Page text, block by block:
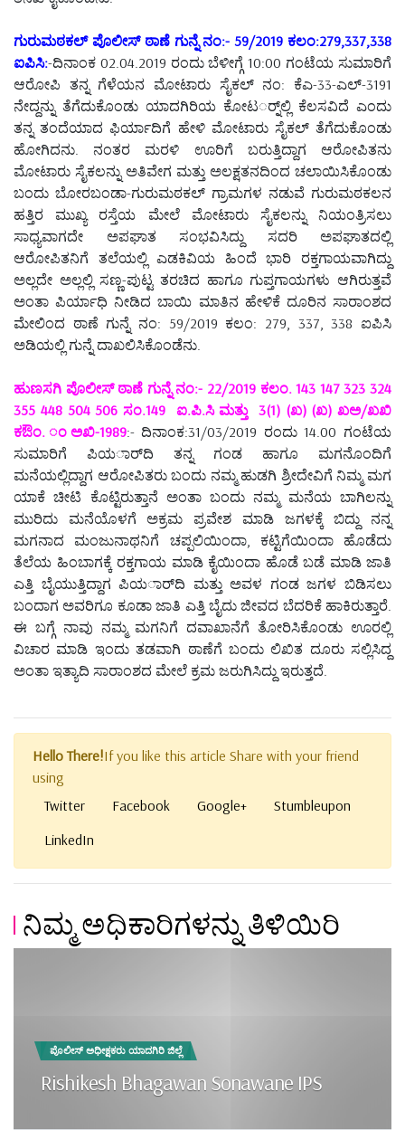
ಗುರುಮಠಕಲ್ ಪೊಲೀಸ್ ಠಾಣೆ ಗುನ್ನೆ ನಂ:- 59/2019 ಕಲಂ:279,337,338
ಐಪಿಸಿ:-ದಿನಾಂಕ 02.04.2019 ರಂದು ಬೆಳೀಗ್ಗೆ 10:00 ಗಂಟೆಯ ಸುಮಾರಿಗೆ
ಆರೋಪಿ ತನ್ನ ಗೆಳೆಯನ ಮೋಟಾರು ಸೈಕಲ್ ನಂ: ಕೆಎ-33-ಎಲ್-3191
ನೇದ್ದನ್ನು ತೆಗೆದುಕೊಂಡು ಯಾದಗಿರಿಯ ಕೋಟರ್್ನಲ್ಲಿ ಕೆಲಸವಿದೆ ಎಂದು
ತನ್ನ ತಂದೆಯಾದ ಫಿರ್ಯಾದಿಗೆ ಹೇಳಿ ಮೋಟಾರು ಸೈಕಲ್ ತೆಗೆದುಕೊಂಡು
ಹೋಗಿದನು. ನಂತರ ಮರಳಿ ಊರಿಗೆ ಬರುತ್ತಿದ್ದಾಗ ಆರೋಪಿತನು
ಮೋಟಾರು ಸೈಕಲನ್ನು ಅತಿವೇಗ ಮತ್ತು ಅಲಕ್ಷತನದಿಂದ ಚಲಾಯಿಸಿಕೊಂಡು
ಬಂದು ಬೋರಬಂಡಾ-ಗುರುಮಠಕಲ್ ಗ್ರಾಮಗಳ ನಡುವೆ ಗುರುಮಠಕಲನ
ಹತ್ತಿರ ಮುಖ್ಯ ರಸ್ತೆಯ ಮೇಲೆ ಮೋಟಾರು ಸೈಕಲನ್ನು ನಿಯಂತ್ರಿಸಲು
ಸಾಧ್ಯವಾಗದೇ ಅಪಘಾತ ಸಂಭವಿಸಿದ್ದು ಸದರಿ ಅಪಘಾತದಲ್ಲಿ
ಆರೋಪಿತನಿಗೆ ತಲೆಯಲ್ಲಿ ಎಡಕಿವಿಯ ಹಿಂದೆ ಭಾರಿ ರಕ್ತಗಾಯವಾಗಿದ್ದು
ಅಲ್ಲದೇ ಅಲ್ಲಲ್ಲಿ ಸಣ್ಣ-ಪುಟ್ಟ ತರಚಿದ ಹಾಗೂ ಗುಪ್ತಗಾಯಗಳು ಆಗಿರುತ್ತವೆ
ಅಂತಾ ಪಿರ್ಯಾಧಿ ನೀಡಿದ ಬಾಯಿ ಮಾತಿನ ಹೇಳಿಕೆ ದೂರಿನ ಸಾರಾಂಶದ
ಮೇಲಿಂದ ಠಾಣೆ ಗುನ್ನೆ ನಂ: 59/2019 ಕಲಂ: 279, 337, 338 ಐಪಿಸಿ
ಅಡಿಯಲ್ಲಿ ಗುನ್ನೆ ದಾಖಲಿಸಿಕೊಂಡೆನು.
ಹುಣಸಗಿ ಪೊಲೀಸ್ ಠಾಣೆ ಗುನ್ನೆ ನಂ:- 22/2019 ಕಲಂ. 143 147 323 324
355 448 504 506 ಸಂ.149 ಐ.ಪಿ.ಸಿ ಮತ್ತು 3(1) (ಖ) (ಖ) ಖಅ/ಖಖಿ
ಕಔಂ. ಂಅಖಿ-1989:- ದಿನಾಂಕ:31/03/2019 ರಂದು 14.00 ಗಂಟೆಯ
ಸುಮಾರಿಗೆ ಪಿಯರ್ಾದಿ ತನ್ನ ಗಂಡ ಹಾಗೂ ಮಗನೊಂದಿಗೆ
ಮನೆಯಲ್ಲಿದ್ದಾಗ ಆರೋಪಿತರು ಬಂದು ನಮ್ಮ ಹುಡಗಿ ಶ್ರೀದೇವಿಗೆ ನಿಮ್ಮ ಮಗ
ಯಾಕೆ ಚೀಟಿ ಕೊಟ್ಟಿರುತ್ತಾನೆ ಅಂತಾ ಬಂದು ನಮ್ಮ ಮನೆಯ ಬಾಗಿಲನ್ನು
ಮುರಿದು ಮನೆಯೊಳಗೆ ಅಕ್ರಮ ಪ್ರವೇಶ ಮಾಡಿ ಜಗಳಕ್ಕೆ ಬಿದ್ದು ನನ್ನ
ಮಗನಾದ ಮಂಜುನಾಥನಿಗೆ ಚಪ್ಪಲಿಯಿಂದಾ, ಕಟ್ಟಿಗೆಯಿಂದಾ ಹೊಡೆದು
ತೆಲೆಯ ಹಿಂಬಾಗಕ್ಕೆ ರಕ್ತಗಾಯ ಮಾಡಿ ಕೈಯಿಂದಾ ಹೊಡೆ ಬಡೆ ಮಾಡಿ ಜಾತಿ
ಎತ್ತಿ ಬೈಯುತ್ತಿದ್ದಾಗ ಪಿಯರ್ಾದಿ ಮತ್ತು ಅವಳ ಗಂಡ ಜಗಳ ಬಿಡಿಸಲು
ಬಂದಾಗ ಅವರಿಗೂ ಕೂಡಾ ಜಾತಿ ಎತ್ತಿ ಬೈದು ಜೀವದ ಬೆದರಿಕೆ ಹಾಕಿರುತ್ತಾರೆ.
ಈ ಬಗ್ಗೆ ನಾವು ನಮ್ಮ ಮಗನಿಗೆ ದವಾಖಾನೆಗೆ ತೋರಿಸಿಕೊಂಡು ಊರಲ್ಲಿ
ವಿಚಾರ ಮಾಡಿ ಇಂದು ತಡವಾಗಿ ಠಾಣೆಗೆ ಬಂದು ಲಿಖಿತ ದೂರು ಸಲ್ಲಿಸಿದ್ದ
ಅಂತಾ ಇತ್ಯಾದಿ ಸಾರಾಂಶದ ಮೇಲೆ ಕ್ರಮ ಜರುಗಿಸಿದ್ದು ಇರುತ್ತದೆ.
Hello There!If you like this article Share with your friend
using
Twitter
Facebook Google+
Stumbleupon
LinkedIn
ನಿಮ್ಮ ಅಧಿಕಾರಿಗಳನ್ನು ತಿಳಿಯಿರಿ
ಪೊಲೀಸ್ ಅಧೀಕ್ಷಕರು ಯಾದಗಿರಿ ಜಿಲ್ಲೆ
Rishikesh Bhagawan Sonawane IPS